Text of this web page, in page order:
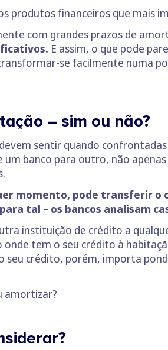
produtos financeiros que mais
com grandes prazos de
E assim, o que pode
se facilmente numa
– sim ou não?
sentir quando
banco para outro, não
momento, pode transferir
tal – os bancos analisam
instituição de crédito a
tem o seu crédito à
seu crédito, porém, importa
amortizar?